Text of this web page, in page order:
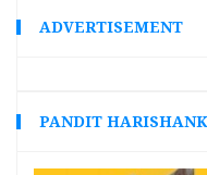
ADVERTISEMENT
PANDIT